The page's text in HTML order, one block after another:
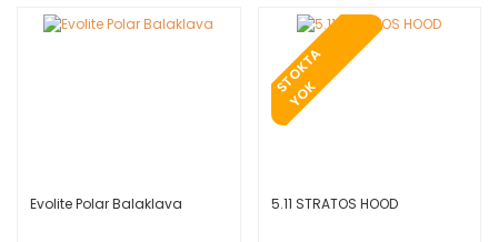
Evolite Polar Balaklava
S
T
O
K
T
A
Y
O
K
5.11 STRATOS HOOD